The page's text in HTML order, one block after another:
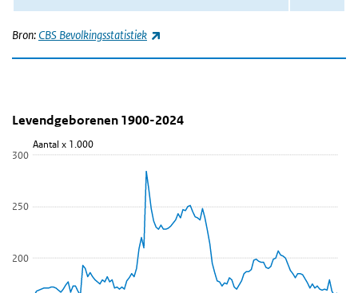
Bron: CBS Bevolkingsstatistiek
Totaal aantal levendgeborenen 1900-2024
Sla de grafiek 'Levendgeborenen 1900-2024' over en ga naar de
Levendgeborenen 1900-2024
Lijn grafiek met 125 data punten.
Bekijk als data tabel.
De grafiek heeft 1 X-as die categories weergeeft.
De grafiek heeft 1 Y-as die Aantal x 1.000 weergeeft.
Aantal x 1.000
Levendgeborenen 1900-2024
200
250
300